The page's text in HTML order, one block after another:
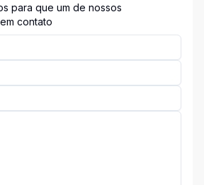
para que um de nossos
contato